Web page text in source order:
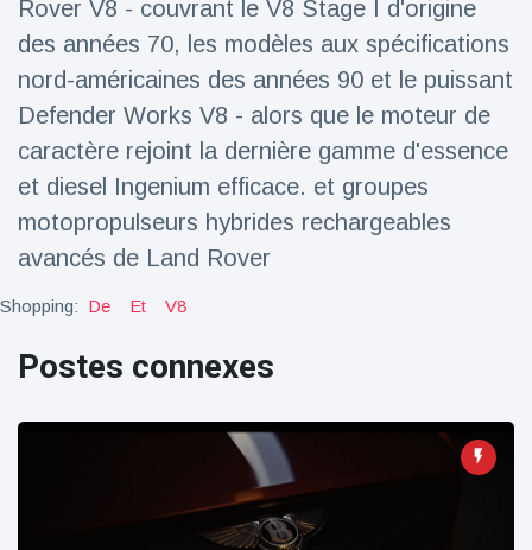
dérivé de la
F8 Spider est
le dernier
One-Off de
18 March
Lotus dévoile
Emeya, sa
première
Hyper-GT
100électrique
18 March
23
Points de vue
Rover V8 - couvrant le V8 Stage I d'origine
des années 70, les modèles aux spécifications
nord-américaines des années 90 et le puissant
Defender Works V8 - alors que le moteur de
caractère rejoint la dernière gamme d'essence
et diesel Ingenium efficace. et groupes
motopropulseurs hybrides rechargeables
avancés de Land Rover
Shopping: De Et V8
Postes connexes